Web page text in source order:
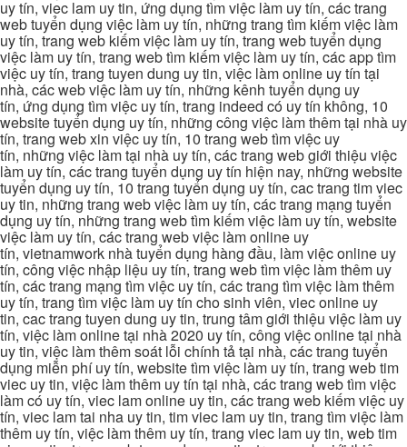
uy tín, viec lam uy tin, ứng dụng tìm việc làm uy tín, các trang
web tuyển dụng việc làm uy tín, những trang tìm kiếm việc làm
uy tín, trang web kiếm việc làm uy tín, trang web tuyển dụng
việc làm uy tín, trang web tìm kiếm việc làm uy tín, các app tìm
việc uy tín, trang tuyen dung uy tin, việc làm online uy tín tại
nhà, các web việc làm uy tín, những kênh tuyển dụng uy
tín, ứng dụng tìm việc uy tín, trang indeed có uy tín không, 10
website tuyển dụng uy tín, những công việc làm thêm tại nhà uy
tín, trang web xin việc uy tín, 10 trang web tìm việc uy
tín, những việc làm tại nhà uy tín, các trang web giới thiệu việc
làm uy tín, các trang tuyển dụng uy tín hiện nay, những website
tuyển dụng uy tín, 10 trang tuyển dụng uy tín, cac trang tim viec
uy tin, những trang web việc làm uy tín, các trang mạng tuyển
dụng uy tín, những trang web tìm kiếm việc làm uy tín, website
việc làm uy tín, các trang web việc làm online uy
tín, vietnamwork nhà tuyển dụng hàng đầu, làm việc online uy
tín, công việc nhập liệu uy tín, trang web tìm việc làm thêm uy
tín, các trang mạng tìm việc uy tín, các trang tìm việc làm thêm
uy tín, trang tìm việc làm uy tín cho sinh viên, viec online uy
tin, cac trang tuyen dung uy tin, trung tâm giới thiệu việc làm uy
tín, việc làm online tại nhà 2020 uy tín, công việc online tại nhà
uy tin, việc làm thêm soát lỗi chính tả tại nhà, các trang tuyển
dụng miễn phí uy tín, website tìm việc làm uy tín, trang web tim
viec uy tin, việc làm thêm uy tín tại nhà, các trang web tìm việc
làm có uy tín, viec lam online uy tin, các trang web kiếm việc uy
tín, viec lam tai nha uy tin, tim viec lam uy tin, trang tìm việc làm
thêm uy tín, việc làm thêm uy tín, trang viec lam uy tin, web tim